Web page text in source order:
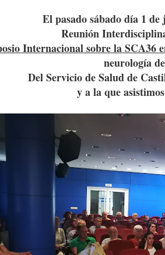
El pasado sábado día 1
Reunión
Internacional sobre la SCA36
neurología
Del Servicio de Salud de
y a la que